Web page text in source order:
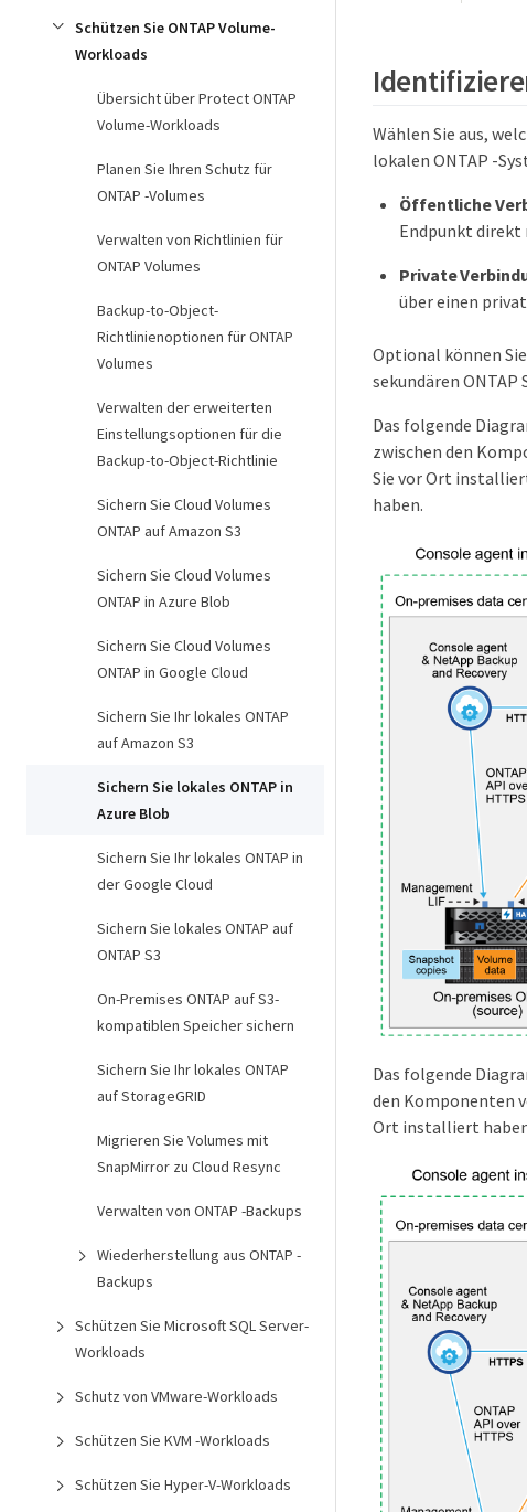
Schützen Sie ONTAP Volume-
Workloads
Übersicht über Protect ONTAP
Volume-Workloads
Planen Sie Ihren Schutz für
ONTAP -Volumes
Verwalten von Richtlinien für
ONTAP Volumes
Backup-to-Object-
Richtlinienoptionen für ONTAP
Volumes
Verwalten der erweiterten
Einstellungsoptionen für die
Backup-to-Object-Richtlinie
Sichern Sie Cloud Volumes
ONTAP auf Amazon S3
Sichern Sie Cloud Volumes
ONTAP in Azure Blob
Sichern Sie Cloud Volumes
ONTAP in Google Cloud
Sichern Sie Ihr lokales ONTAP
auf Amazon S3
Sichern Sie lokales ONTAP in
Azure Blob
Sichern Sie Ihr lokales ONTAP in
der Google Cloud
Sichern Sie lokales ONTAP auf
ONTAP S3
On-Premises ONTAP auf S3-
kompatiblen Speicher sichern
Sichern Sie Ihr lokales ONTAP
auf StorageGRID
Migrieren Sie Volumes mit
SnapMirror zu Cloud Resync
Verwalten von ONTAP -Backups
Wiederherstellung aus ONTAP -
Backups
Schützen Sie Microsoft SQL Server-
Workloads
Schutz von VMware-Workloads
Schützen Sie KVM -Workloads
Schützen Sie Hyper-V-Workloads
Wählen Sie aus,
lokalen ONTAP -
Öffentliche
Endpunkt direkt
Private
über einen
Optional können
sekundären
Das folgende
zwischen den
Sie vor Ort
haben.
Das folgende
den Komponenten
Ort installiert